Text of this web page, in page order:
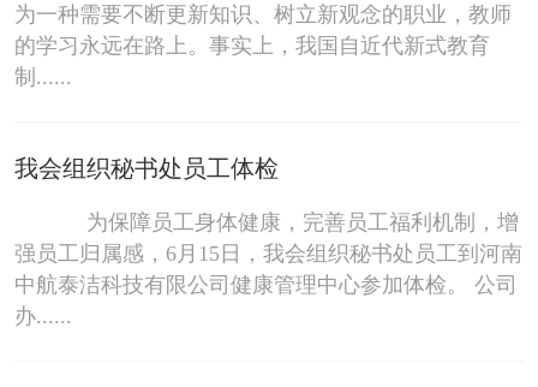
为一种需要不断更新知识、树立新观念的职业，教师
的学习永远在路上。事实上，我国自近代新式教育
制......
我会组织秘书处员工体检
为保障员工身体健康，完善员工福利机制，增
强员工归属感，6月15日，我会组织秘书处员工到河南
中航泰洁科技有限公司健康管理中心参加体检。 公司
办......